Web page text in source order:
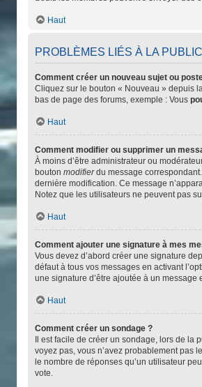
Haut
PROBLÈMES LIÉS À LA
Comment créer un nouveau sujet ou
Cliquez sur le bouton « Nouveau » depuis
bas de page des forums, exemple : Vous
Haut
Comment modifier ou supprimer un
À moins d’être administrateur ou
boutonmodifierdu message
dernière modification. Ce message
Notez que les utilisateurs ne peuvent pas
Haut
Comment ajouter une signature à mes
Vous devez d’abord créer une signature
défaut à tous vos messages en activant
une signature d’être ajoutée à un
Haut
Comment créer un sondage ?
Il est facile de créer un sondage, lors de
voyez pas, vous n’avez probablement pas
le nombre de réponses qu’un utilisateur
vote.